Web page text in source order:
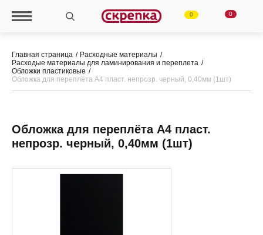
0 0
Главная страница
Расходные материалы
Расходые материалы для ламинирования и переплета
Обложки пластиковые
Обложка для переплёта А4 пласт. непрозр. черный, 0,40мм (1шт)
Обложка для переплёта А4 пласт.
непрозр. черный, 0,40мм (1шт)